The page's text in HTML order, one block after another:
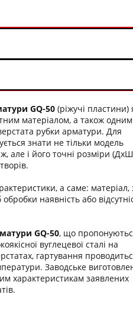
GQ-50 (ріжучі пластини)
матеріалом, а також
рубки арматури. Для
знати не тільки модель
але і його точні розміри
а саме: матеріал,
наявність або
GQ-50, що
вуглецевої сталі на
гартування
Заводське
характеристикам заявлених